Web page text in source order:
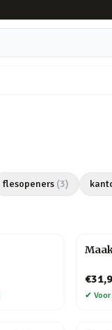
flesopeners (3)
✔